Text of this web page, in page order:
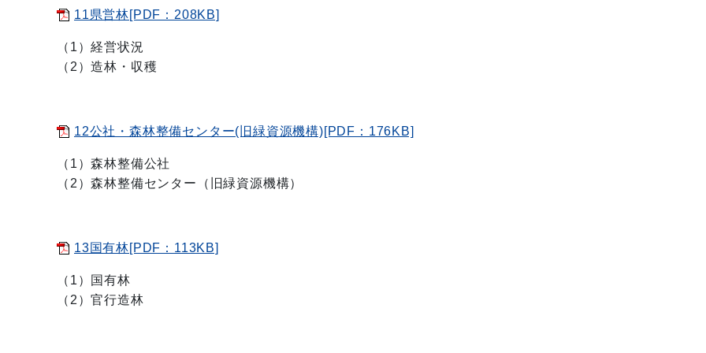
11県営林[PDF：208KB]
（1）経営状況
（2）造林・収穫
12公社・森林整備センター(旧緑資源機構)[PDF：176KB]
（1）森林整備公社
（2）森林整備センター（旧緑資源機構）
13国有林[PDF：113KB]
（1）国有林
（2）官行造林